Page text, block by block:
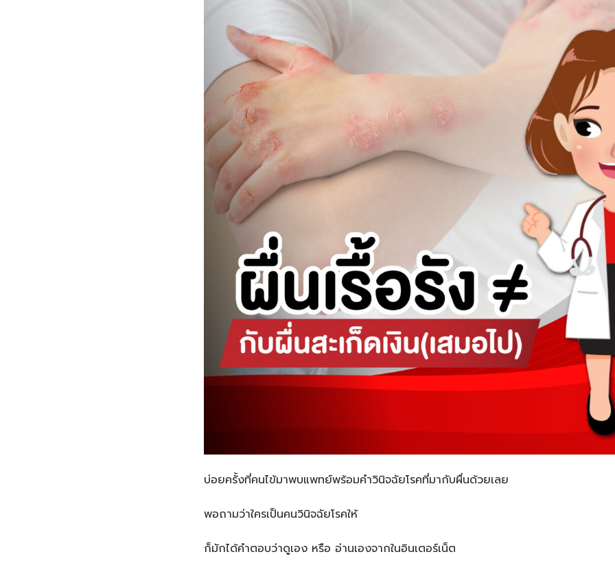
บ่อยครั้งที่คนไข้มาพบแพทย์พร้อมคำวินิจฉัยโรคที่มากับผื่นด้วยเลย
พอถามว่าใครเป็นคนวินิจฉัยโรคให้
ก็มักได้คำตอบว่าดูเอง หรือ อ่านเองจากในอินเตอร์เน็ต